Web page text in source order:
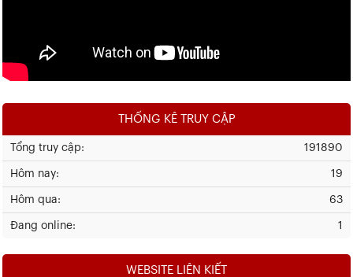
THỐNG KÊ TRUY CẬP
191890
Tổng truy cập:
19
Hôm nay:
63
Hôm qua:
1
Đang online:
WEBSITE LIÊN KIẾT